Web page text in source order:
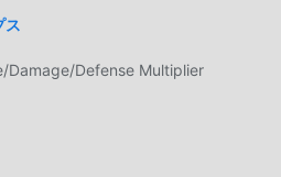
may not be appropriate for
or Sexual Content, Frequent
Mature Content.
ス
Damage/Defense Multiplier